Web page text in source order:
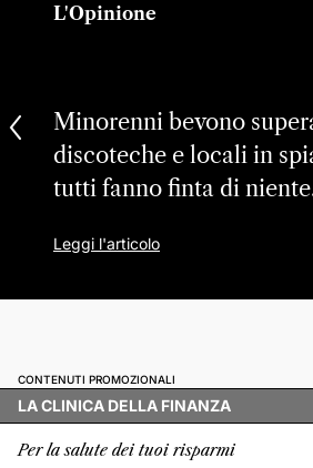
L'Opinione
Minorenni bevono
discoteche e locali in
tutti fanno finta di
Leggi l'articolo
CONTENUTI PROMOZIONALI
LA CLINICA DELLA FINANZA
Per la salute dei tuoi risparmi